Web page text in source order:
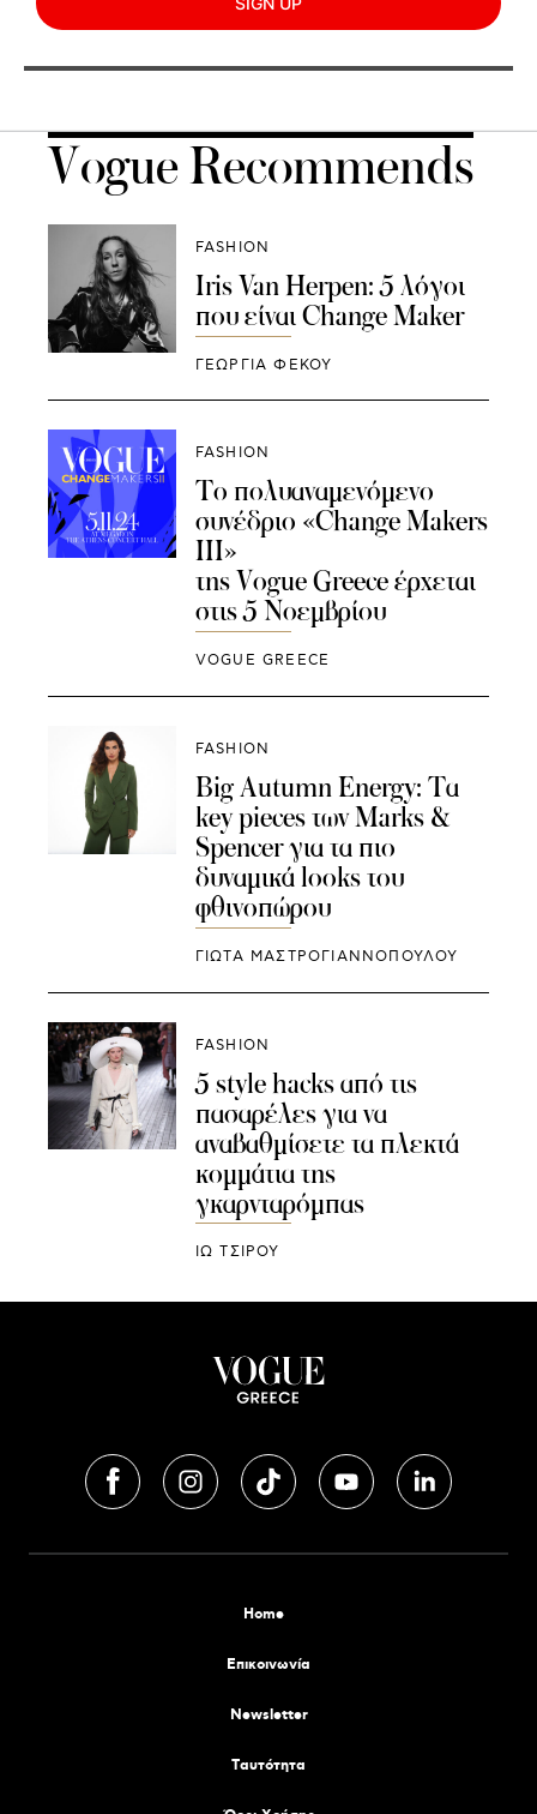
Vogue Recommends
FASHION
Iris Van Herpen: 5 λόγοι
που είναι Change Maker
ΓΕΩΡΓΙΑ ΦΕΚΟΥ
FASHION
Το πολυαναμενόμενο
συνέδριο «Change Μakers
ΙΙΙ»
της Vogue Greece έρχεται
στις 5 Νοεμβρίου
VOGUE GREECE
FASHION
Big Autumn Energy: Τα
key pieces των Marks &
Spencer για τα πιο
δυναμικά looks του
φθινοπώρου
ΓΙΩΤΑ ΜΑΣΤΡΟΓΙΑΝΝΟΠΟΥΛΟΥ
FASHION
5 style hacks από τις
πασαρέλες για να
αναβαθμίσετε τα πλεκτά
κομμάτια της
γκαρνταρόμπας
ΙΩ ΤΣΙΡΟΥ
Home
Επικοινωνία
Newsletter
Tαυτότητα